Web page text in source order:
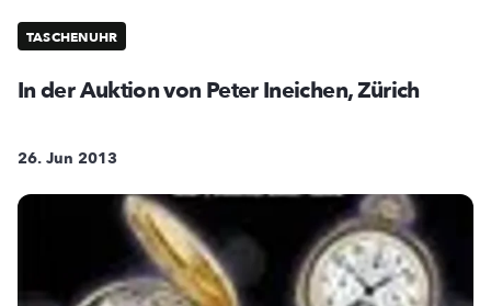
TASCHENUHR
In der Auktion von Peter Ineichen, Zürich
26. Jun 2013